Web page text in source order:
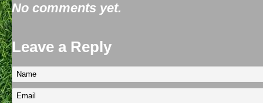
No comments yet.
Leave a Reply